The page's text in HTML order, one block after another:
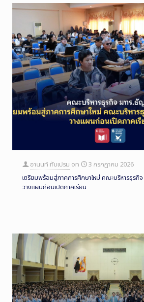
อานนท์ ทับเปรม on
3 กรกฎาคม 2026
เตรียมพร้อมสู่ภาคการศึกษาใหม่ คณะบริหารธุรกิ
วางแผนก่อนเปิดภาคเรียน